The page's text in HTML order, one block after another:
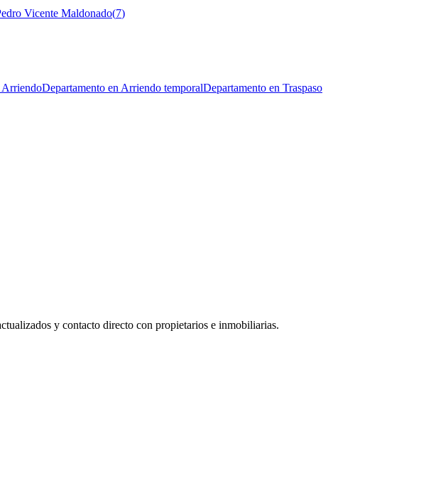
Vicente Maldonado(7)
ArriendoDepartamento en Arriendo temporalDepartamento en Traspaso
y contacto directo con propietarios e inmobiliarias.